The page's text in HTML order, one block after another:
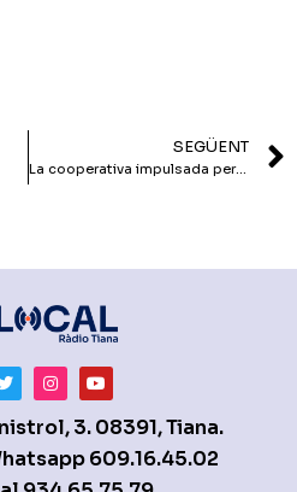
SEGÜENT
La cooperativa impulsada per la CUP no tirarà endavant
3. 08391, Tiana.
609.16.45.02